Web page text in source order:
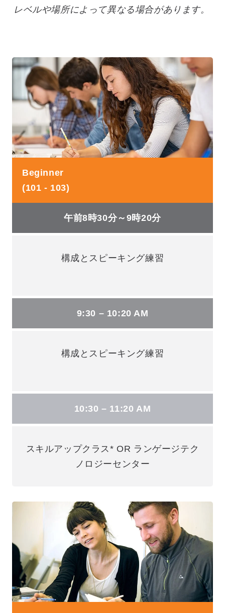
レベルや場所によって異なる場合があります。
Beginner
(101 - 103)
午前8時30分～9時20分
構成とスピーキング練習
9:30 – 10:20 AM
構成とスピーキング練習
10:30 – 11:20 AM
スキルアップクラス* OR ランゲージテク
ノロジーセンター